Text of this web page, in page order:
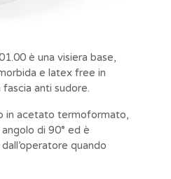
è una visiera base,
e latex free in
anti sudore.
in acetato termoformato,
di 90° ed è
quando